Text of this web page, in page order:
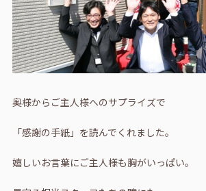
奥様からご主人様へのサプライズで
「感謝の手紙」を読んでくれました。
嬉しいお言葉にご主人様も胸がいっぱい。